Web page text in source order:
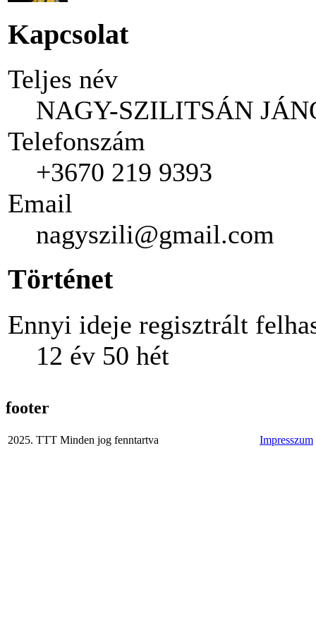
Kapcsolat
Teljes név
NAGY-SZILITSÁN
Telefonszám
+3670 219 9393
Email
nagyszili@gmail.com
Történet
Ennyi ideje regisztrált
12 év 50 hét
footer
2025. TTT Minden jog fenntartva Impresszum